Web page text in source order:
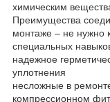
химическим
Преимущества
монтаже – не нужно
специальных
надежное
уплотнения
несложные в
компрессионном